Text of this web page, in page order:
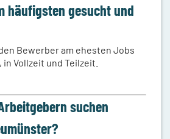
häufigsten gesucht und
Bewerber am ehesten Jobs
Vollzeit und Teilzeit.
suchen